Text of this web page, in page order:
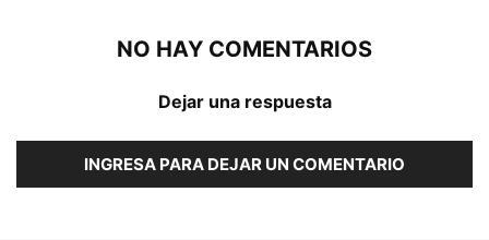
NO HAY COMENTARIOS
Dejar una respuesta
INGRESA PARA DEJAR UN COMENTARIO